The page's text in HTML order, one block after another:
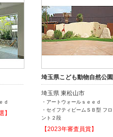
ｄ
】
埼玉県こども動物自然公園
埼玉県 東松山市
・アートウォールｓｅｅｄ
・セイフティビームＳＢ型 フロ
ント２段
【2023年審査員賞】